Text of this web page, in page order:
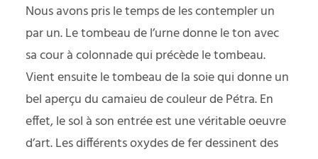
Nous avons pris le temps de les contempler un
par un. Le tombeau de l’urne donne le ton avec
sa cour à colonnade qui précède le tombeau.
Vient ensuite le tombeau de la soie qui donne un
bel aperçu du camaieu de couleur de Pétra. En
effet, le sol à son entrée est une véritable oeuvre
d’art. Les différents oxydes de fer dessinent des